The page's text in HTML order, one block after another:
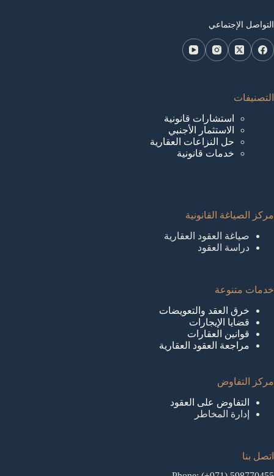
التواصل الإجتماعي
التصنيفات
استشارات قانونية
الاستثمار الأجنبي
حل النزاعات العقارية
خدمات قانونية
مركز الصياغة القانونية
صياغة العقود العقارية
دراسة العقود
خدمات متنوعة
خرق العقد والتعويضات
قضايا الإيجارات
قوانين العقارات
مراجعة العقود العقارية
مركز التفاوض
التفاوض على العقود
إدارة المخاطر
اتصل بنا